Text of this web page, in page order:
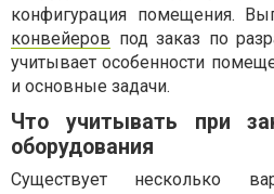
конфигурация помещения.
конвейеров под заказ по
учитывает особенности
и основные задачи.
Что учитывать при
оборудования
Существует несколько